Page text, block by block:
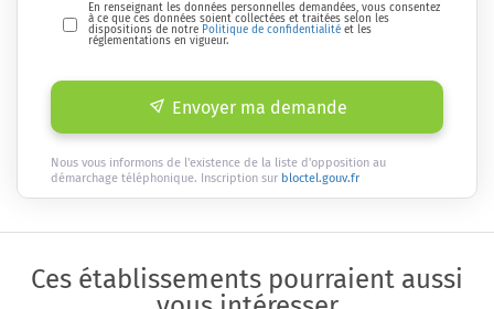
En renseignant les données personnelles demandées, vous consentez
à ce que ces données soient collectées et traitées selon les
dispositions de notre Politique de confidentialité et les
réglementations en vigueur.
Envoyer ma demande
Nous vous informons de l'existence de la liste d'opposition au
démarchage téléphonique. Inscription sur bloctel.gouv.fr
Ces établissements pourraient aussi